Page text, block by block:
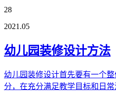
28
2021.05
幼儿园装修设计方法
幼儿园装修设计首先要有一个
分，在充分满足教学目标和日